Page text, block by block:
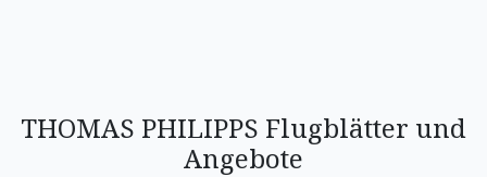
THOMAS PHILIPPS Flugblätter und
Angebote